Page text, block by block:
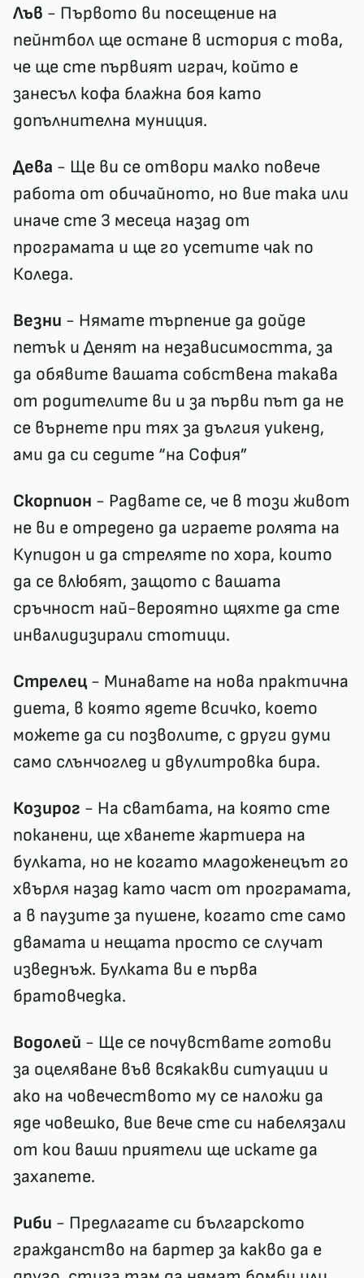
Лъв - Първото ви посещение на
пейнтбол ще остане в история с това,
че ще сте първият играч, който е
занесъл кофа блажна боя като
допълнителна муниция.
Дева - Ще ви се отвори малко повече
работа от обичайното, но вие така или
иначе сте 3 месеца назад от
програмата и ще го усетите чак по
Коледа.
Везни - Нямате търпение да дойде
петък и Денят на независимостта, за
да обявите вашата собствена такава
от родителите ви и за първи път да не
се върнете при тях за дългия уикенд,
ами да си седите “на София”
Скорпион - Радвате се, че в този живот
не ви е отредено да играете ролята на
Купидон и да стреляте по хора, които
да се влюбят, защото с вашата
сръчност най-вероятно щяхте да сте
инвалидизирали стотици.
Стрелец- Минавате на нова практична
диета, в която ядете всичко, което
можете да си позволите, с други думи
само слънчоглед и двулитровка бира.
Козирог - На сватбата, на която сте
поканени, ще хванете жартиера на
булката, но не когато младоженецът го
хвърля назад като част от програмата,
а в паузите за пушене, когато сте само
двамата и нещата просто се случат
изведнъж. Булката ви е първа
братовчедка.
Водолей - Ще се почувствате готови
за оцеляване във всякакви ситуации и
ако на човечеството му се наложи да
яде човешко, вие вече сте си набелязали
от кои ваши приятели ще искате да
захапете.
Риби - Предлагате си българското
гражданство на бартер за какво да е